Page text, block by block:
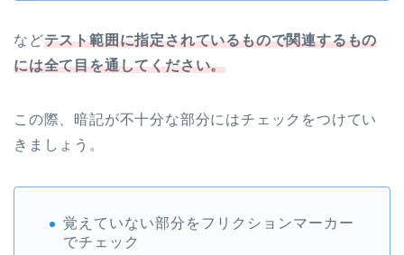
などテスト範囲に指定されているもので関連するもの
には全て目を通してください。
この際、暗記が不十分な部分にはチェックをつけてい
きましょう。
覚えていない部分をフリクションマーカー
でチェック